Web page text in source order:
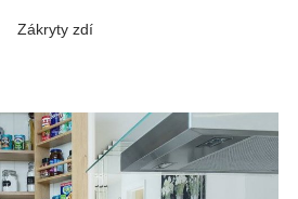
Zákryty zdí